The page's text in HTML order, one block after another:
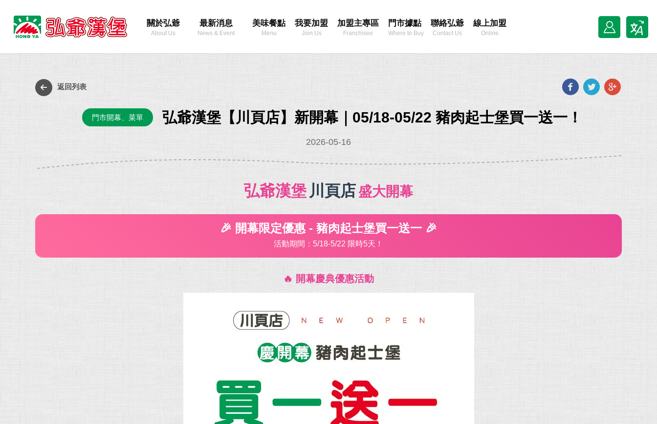
弘
爺
關於弘爺
About Us
最新消息
News & Event
美味餐點
Menu
我要加盟
Join Us
加盟主專區
Franchisee
門市據點
Where to Buy
聯絡弘爺
Contact Us
線上加盟
Online
返回列表 Facebook
Twitter
門市開幕、菜單 弘爺漢堡【川頁店】新開幕｜05/18-05/22 豬肉起士堡買一送一！
2026-05-16
弘爺漢堡 川頁店盛大開幕
🎉 開幕限定優惠 - 豬肉起士堡買一送一 🎉
活動期間：5/18-5/22 限時5天！
🔥 開幕慶典優惠活動